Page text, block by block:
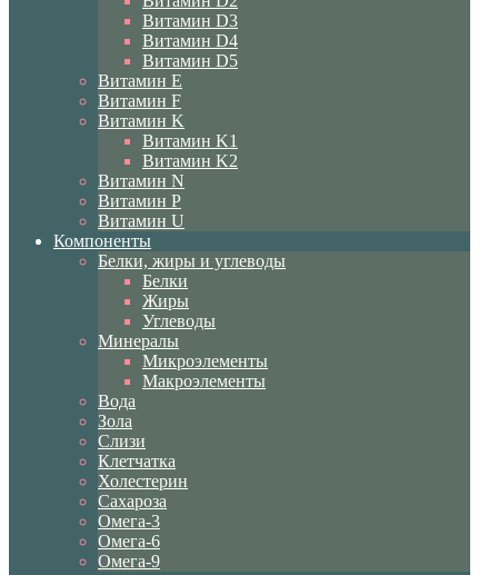
Витамин D3
Витамин D4
Витамин D5
Витамин E
Витамин F
Витамин K
Витамин K1
Витамин K2
Витамин N
Витамин P
Витамин U
Компоненты
Белки, жиры и углеводы
Белки
Жиры
Углеводы
Минералы
Микроэлементы
Макроэлементы
Вода
Зола
Слизи
Клетчатка
Холестерин
Сахароза
Омега-3
Омега-6
Омега-9